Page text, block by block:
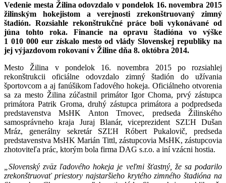
Vedenie mesta Žilina odovzdalo v pondelok 16. novembra 2015
žilinským hokejistom a verejnosti zrekonštruovaný zimný
štadión. Rozsiahle rekonštrukčné práce boli vykonávané od
júna tohto roka. Financie na opravu štadióna vo výške
1 010 000 eur získalo mesto od vlády Slovenskej republiky na
jej výjazdovom rokovaní v Žiline dňa 8. októbra 2014.
Mesto Žilina v pondelok 16. novembra 2015 po rozsiahlej
rekonštrukcii oficiálne odovzdalo zimný štadión do užívania
športovcom a aj fanúšikom ľadového hokeja. Oficiálneho otvorenia
sa za mesto Žilina zúčastnil primátor Igor Choma, prvý zástupca
primátora Patrik Groma, druhý zástupca primátora a podpredseda
predstavenstva MsHK Anton Trnovec, predseda Žilinského
samosprávneho kraja Juraj Blanár, viceprezident SZĽH Dušan
Mráz, generálny sekretár SZĽH Róbert Pukalovič, predseda
predstavenstva MsHK Marián Tittl, zástupcovia MsHK, zástupcovia
zhotoviteľa prác, ktorým bola firma DAG s.r.o. a iní vzácni hostia.
„Slovenský zväz ľadového hokeja je veľmi šťastný, že sa podarilo
zrekonštruovať priestory najstaršieho krytého zimného štadióna na